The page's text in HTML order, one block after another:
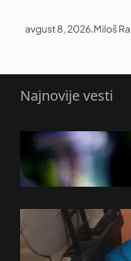
avgust 8, 2026.Miloš
Najnovije vesti